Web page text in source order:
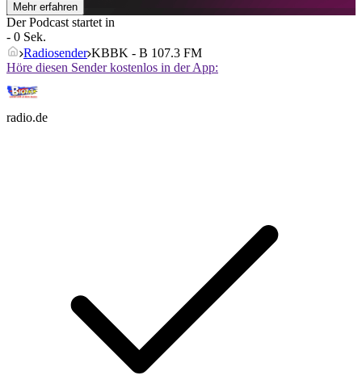
Mehr erfahren
Der Podcast startet in
- 0 Sek.
Radiosender KBBK - B 107.3 FM
Höre diesen Sender kostenlos in der App:
radio.de